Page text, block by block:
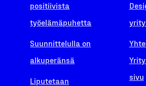
positiivista
työelämäpuhetta
Suunnittelulla on
alkuperänsä
Liputetaan
sivu